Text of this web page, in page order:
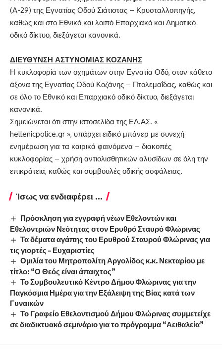
(Α-29) της Εγνατίας Οδού Σιάτιστας – Κρυσταλλοπηγής,
καθώς και στο Εθνικό και λοιπό Επαρχιακό και Δημοτικό
οδικό δίκτυο, διεξάγεται κανονικά.
ΔΙΕΥΘΥΝΣΗ ΑΣΤΥΝΟΜΙΑΣ ΚΟΖΑΝΗΣ
Η κυκλοφορία των οχημάτων στην Εγνατία Οδό, στον κάθετο
άξονα της Εγνατίας Οδού Κοζάνης – Πτολεμαΐδας, καθώς και
σε όλο το Εθνικό και Επαρχιακό οδικό δίκτυο, διεξάγεται
κανονικά.
Σημειώνεται ότι στην ιστοσελίδα της ΕΛ.ΑΣ. «
hellenicpolice.gr », υπάρχει ειδικό μπάνερ με συνεχή
ενημέρωση για τα καιρικά φαινόμενα – διακοπές
κυκλοφορίας – χρήση αντιολισθητικών αλυσίδων σε όλη την
επικράτεια, καθώς και συμβουλές οδικής ασφάλειας.
Ίσως να ενδιαφέρει ...
Πρόσκληση για εγγραφή νέων Εθελοντών και
Εθελοντριών Νεότητας στον Ερυθρό Σταυρό Φλώρινας
Τα δέματα αγάπης του Ερυθρού Σταυρού Φλώρινας για
τις γιορτές – Ευχαριστίες
Ομιλία του Μητροπολίτη Αργολίδος κ.κ. Νεκταρίου με
τίτλο: “Ο Θεός είναι άπαιχτος”
Το Συμβουλευτικό Κέντρο Δήμου Φλώρινας για την
Παγκόσμια Ημέρα για την Εξάλειψη της Βίας κατά των
Γυναικών
Το Γραφείο Εθελοντισμού Δήμου Φλώρινας συμμετείχε
σε διαδικτυακό σεμινάριο για το πρόγραμμα “Αειθαλεία”